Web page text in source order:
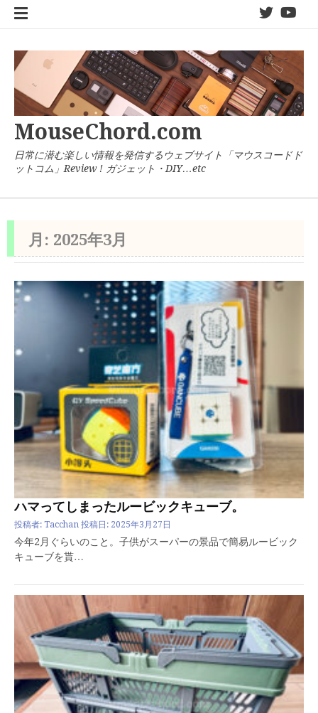
twitter
MouseChord.com
日常に潜む楽しい情報を発信するウェブサイト「マウスコードド
ットコム」Review ! ガジェット・DIY…etc
月: 2025年3月
ハマってしまったルービックキューブ。
投稿者: Tacchan 投稿日: 2025年3月27日
今年2月ぐらいのこと。子供がスーパーの景品で簡易ルービック
キューブを貰…